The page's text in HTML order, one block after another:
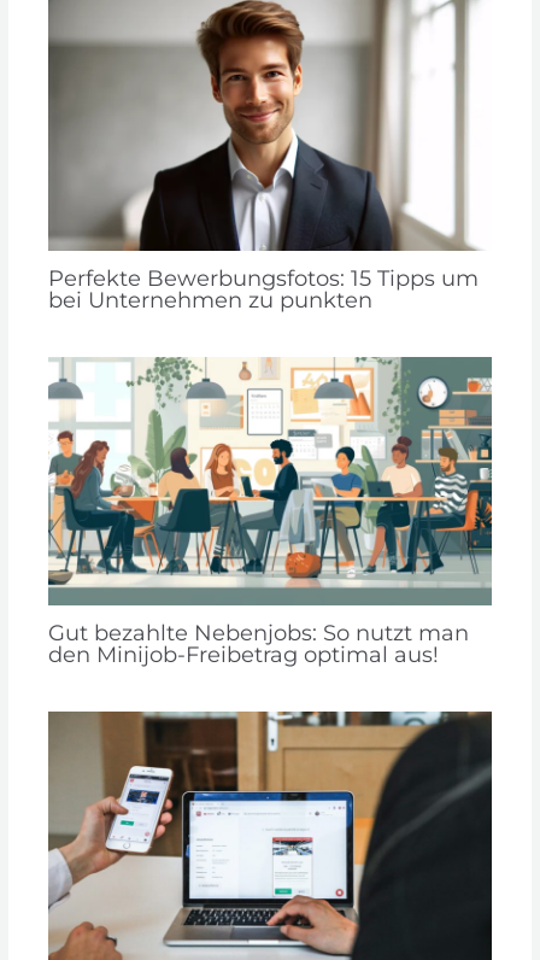
Perfekte Bewerbungsfotos: 15 Tipps um
bei Unternehmen zu punkten
Gut bezahlte Nebenjobs: So nutzt man
den Minijob-Freibetrag optimal aus!